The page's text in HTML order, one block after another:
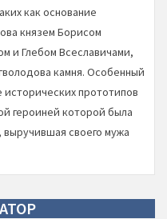
как основание
князем Борисом
и Глебом Всеславичами,
камня. Особенный
прототипов
героиней которой была
выручившая своего мужа